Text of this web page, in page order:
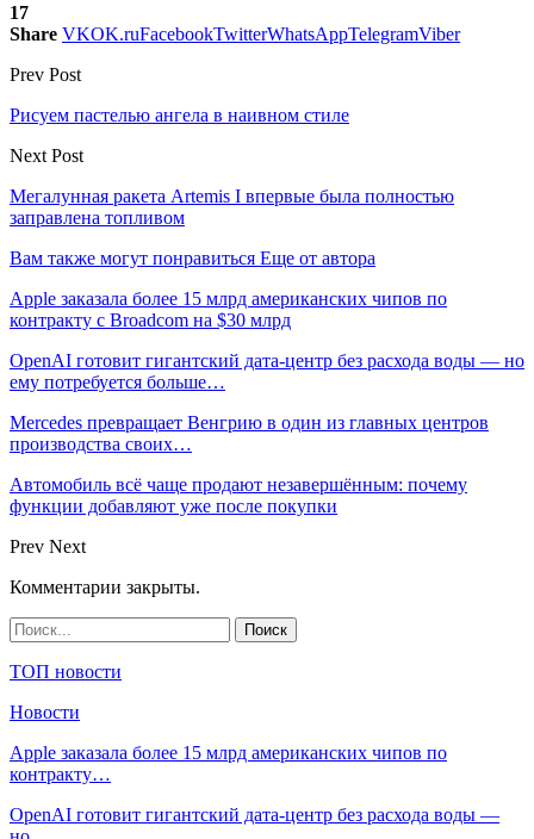
17
Share VKOK.ruFacebookTwitterWhatsAppTelegramViber
Prev Post
Рисуем пастелью ангела в наивном стиле
Next Post
Мегалунная ракета Artemis I впервые была полностью
заправлена топливом
Вам также могут понравиться Еще от автора
Apple заказала более 15 млрд американских чипов по
контракту с Broadcom на $30 млрд
OpenAI готовит гигантский дата-центр без расхода воды — но
ему потребуется больше…
Mercedes превращает Венгрию в один из главных центров
производства своих…
Автомобиль всё чаще продают незавершённым: почему
функции добавляют уже после покупки
Prev Next
Комментарии закрыты.
ТОП новости
Новости
Apple заказала более 15 млрд американских чипов по
контракту…
OpenAI готовит гигантский дата-центр без расхода воды —